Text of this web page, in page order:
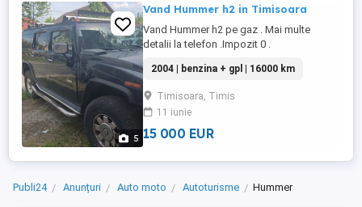
5
Vand Hummer h2 in Timisoara
Vand Hummer h2 pe gaz . Mai multe
detalii la telefon .Impozit 0 .
2004 | benzina + gpl | 16000 km
Timisoara, Timis
11 iunie
15 000 EUR
Publi24 Anunțuri Auto moto Autoturisme Hummer